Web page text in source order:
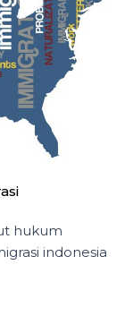
hukum
indonesia